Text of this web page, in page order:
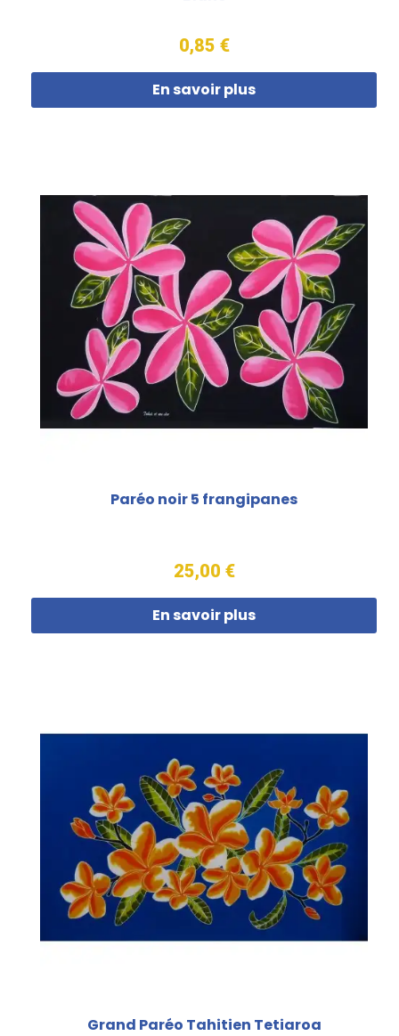
0,85 €
En savoir plus
Paréo noir 5 frangipanes
25,00 €
En savoir plus
Grand Paréo Tahitien Tetiaroa